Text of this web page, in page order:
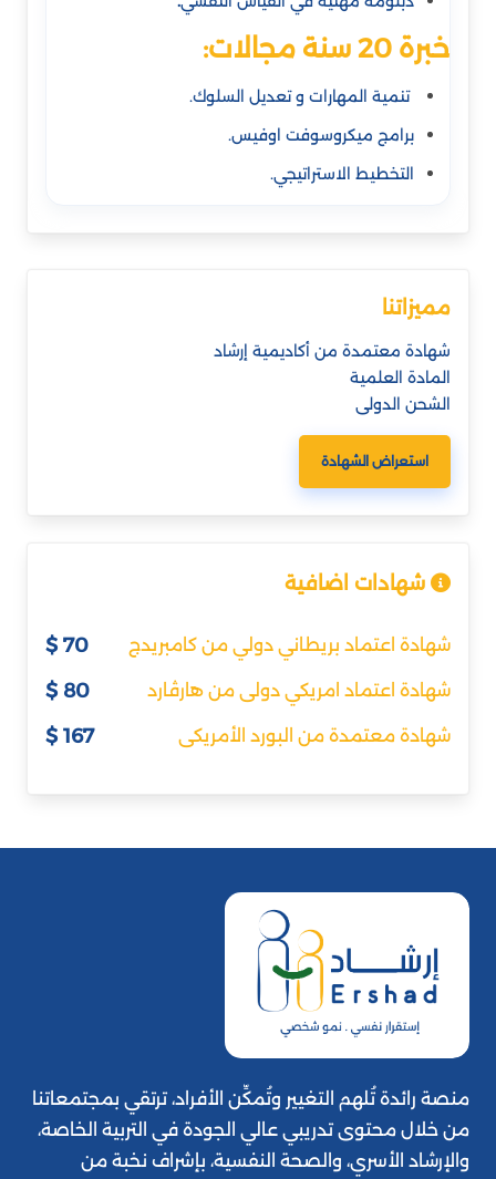
خبرة 20 سنة مجالات:
تنمية المهارات و تعديل السلوك.
برامج ميكروسوفت اوفيس.
التخطيط الاستراتيجي.
مميزاتنا
شهادة معتمدة من أكاديمية إرشاد
المادة العلمية
الشحن الدولى
استعراض الشهادة
شهادات اضافية
شهادة اعتماد بريطاني دولي من كامبريدج 70 $
شهادة اعتماد امريكي دولى من هارڤارد 80 $
شهادة معتمدة من البورد الأمريكى 167 $
منصة رائدة تُلهم التغيير وتُمكِّن الأفراد، ترتقي بمجتمعاتنا
من خلال محتوى تدريبي عالي الجودة في التربية الخاصة،
والإرشاد الأسري، والصحة النفسية، بإشراف نخبة من